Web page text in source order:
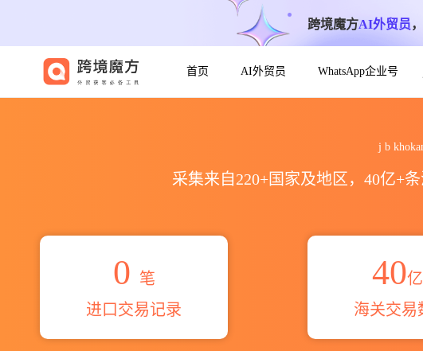
跨境魔方AI外贸员
首页 AI外贸员 WhatsApp企业号
j b
采集来自220+国家及地区，40亿+
0 笔
进口交易记录
40
海关交易